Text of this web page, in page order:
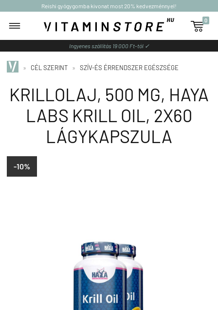
Reishi gyógygomba kivonat most 20% kedvezménnyel!

0
Ingyenes szállítás 19 000 Ft-tól ✓
» CÉL SZERINT » SZÍV-ÉS ÉRRENDSZER EGÉSZSÉGE
KRILLOLAJ, 500 MG, HAYA
LABS KRILL OIL, 2X60
LÁGYKAPSZULA
-10%